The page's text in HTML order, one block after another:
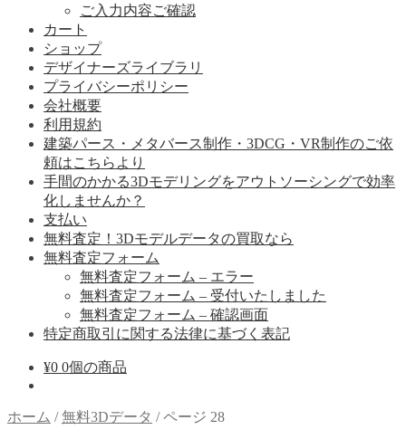
ご入力内容ご確認
カート
ショップ
デザイナーズライブラリ
プライバシーポリシー
会社概要
利用規約
建築パース・メタバース制作・3DCG・VR制作のご依
頼はこちらより
手間のかかる3Dモデリングをアウトソーシングで効率
化しませんか？
支払い
無料査定！3Dモデルデータの買取なら
無料査定フォーム
無料査定フォーム – エラー
無料査定フォーム – 受付いたしました
無料査定フォーム – 確認画面
特定商取引に関する法律に基づく表記
¥0 0個の商品
ホーム /無料3Dデータ /ページ 28